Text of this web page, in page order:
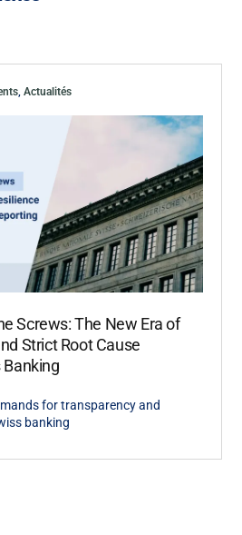
, Actualités
Screws: The New Era of
Strict Root Cause
Banking
for transparency and
banking